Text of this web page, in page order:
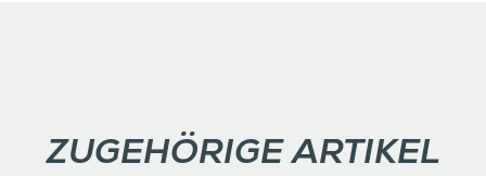
ZUGEHÖRIGE ARTIKEL